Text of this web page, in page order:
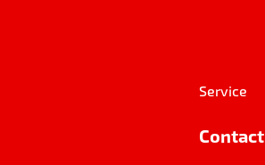
Service
Contact